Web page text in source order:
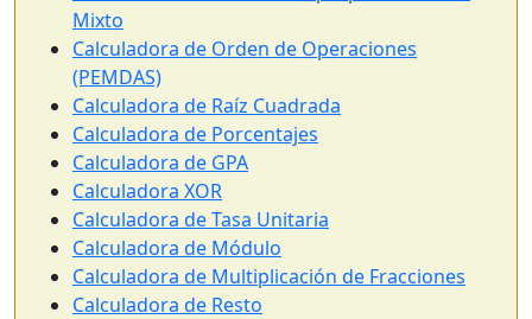
Mixto
Calculadora de Orden de Operaciones
(PEMDAS)
Calculadora de Raíz Cuadrada
Calculadora de Porcentajes
Calculadora de GPA
Calculadora XOR
Calculadora de Tasa Unitaria
Calculadora de Módulo
Calculadora de Multiplicación de Fracciones
Calculadora de Resto